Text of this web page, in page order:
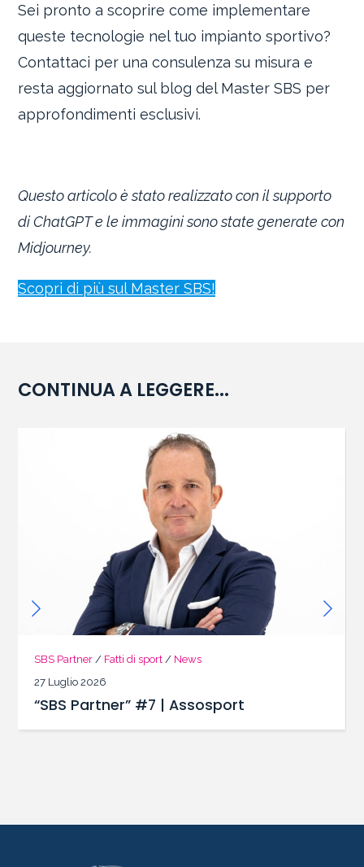
Sei pronto a scoprire come implementare
queste tecnologie nel tuo impianto sportivo?
Contattaci per una consulenza su misura e
resta aggiornato sul blog del Master SBS per
approfondimenti esclusivi.
Questo articolo è stato realizzato con il supporto
di ChatGPT e le immagini sono state generate con
Midjourney.
Scopri di più sul Master SBS!
CONTINUA A LEGGERE...
SBS Partner / Fatti di sport / News
27 Luglio 2026
“SBS Partner” #7 | Assosport